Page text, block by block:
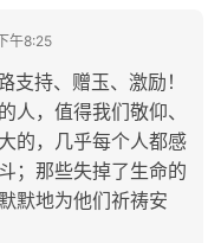
午8:25
支持、赠玉、激励！
人，值得我们敬仰、
的，几乎每个人都感
；那些失掉了生命的
默地为他们祈祷安